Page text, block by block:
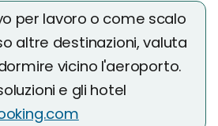
per lavoro o come scalo
altre destinazioni, valuta
vicino l'aeroporto.
e gli hotel